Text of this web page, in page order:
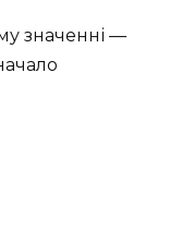
значенні —